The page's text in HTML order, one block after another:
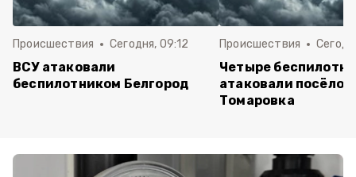
Происшествия Сегодня, 09:12
ВСУ атаковали
беспилотником Белгород
Происшествия
Четыре
атаковали посёлок
Томаровка